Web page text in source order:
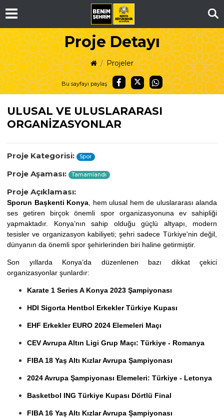
Proje Detayı
Projeler
Bu sayfayı paylaş
ULUSAL VE ULUSLARARASI
ORGANİZASYONLAR
Proje Kategorisi: Spor
Proje Aşaması: Tamamlandı
Proje Açıklaması:
Sporun Başkenti Konya , hem ulusal hem de uluslararası alanda
ses getiren birçok önemli spor organizasyonuna ev sahipliği
yapmaktadır. Konya’nın sahip olduğu güçlü altyapı, modern
tesisler ve organizasyon kabiliyeti; şehri sadece Türkiye'nin değil,
dünyanın da önemli spor şehirlerinden biri haline getirmiştir.
Son yıllarda Konya’da düzenlenen bazı dikkat çekici
organizasyonlar şunlardır:
Karate 1 Series A Konya 2023 Şampiyonası
HDI Sigorta Hentbol Erkekler Türkiye Kupası
EHF Erkekler EURO 2024 Elemeleri Maçı
CEV Avrupa Altın Ligi Grup Maçı: Türkiye - Romanya
FIBA 18 Yaş Altı Kızlar Avrupa Şampiyonası
2024 Avrupa Şampiyonası Elemeleri: Türkiye - Letonya
Basketbol ING Türkiye Kupası Dörtlü Final
FIBA 16 Yaş Altı Kızlar Avrupa Şampiyonası